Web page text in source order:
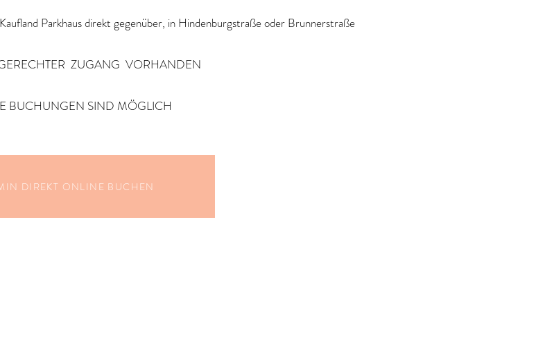
Parkhaus direkt gegenüber, in Hindenburgstraße oder Brunnerstraße
ZUGANG VORHANDEN
BUCHUNGEN SIND MÖGLICH
DIREKT ONLINE BUCHEN